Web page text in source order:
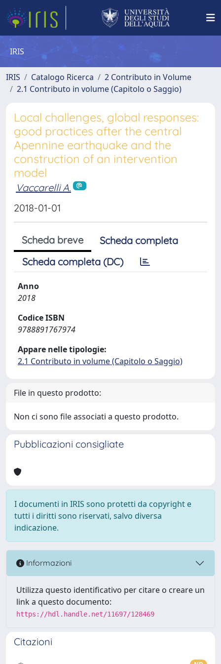
IRIS
IRIS Catalogo Ricerca
2 Contributo in Volume
2.1 Contributo in volume (Capitolo o Saggio)
Local challenges, global responses:
good practices after the central
Apennine earthquake and the
construction of an intervention
model
Vaccarelli A.
2018-01-01
Scheda breve
Scheda completa
Scheda completa (DC)
Anno
2018
Codice ISBN
9788891767974
Appare nelle tipologie:
2.1 Contributo in volume (Capitolo o Saggio)
File in questo prodotto:
Non ci sono file associati a questo prodotto.
Pubblicazioni consigliate
I documenti in IRIS sono protetti da copyright e
tutti i diritti sono riservati, salvo diversa
indicazione.
Informazioni
Utilizza questo identificativo per citare o creare un
link a questo documento:
https://hdl.handle.net/11697/128469
Citazioni